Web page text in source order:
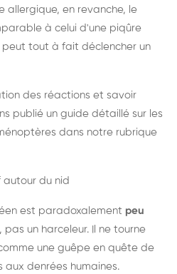
allergique, en revanche, le
à celui d'une piqûre
tout à fait déclencher un
des réactions et savoir
publié un guide détaillé sur les
dans notre rubrique
du nid
est paradoxalement peu
pas un harceleur. Il ne tourne
une guêpe en quête de
aux denrées humaines.